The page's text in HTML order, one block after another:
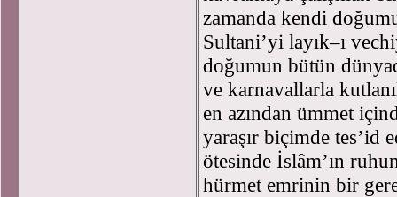
zamanda kendi
Sultani’yi layık–ı
doğumun bütün
ve karnavallarla
en azından ümmet
yaraşır biçimde tes’id
ötesinde İslâm’ın
hürmet emrinin bir